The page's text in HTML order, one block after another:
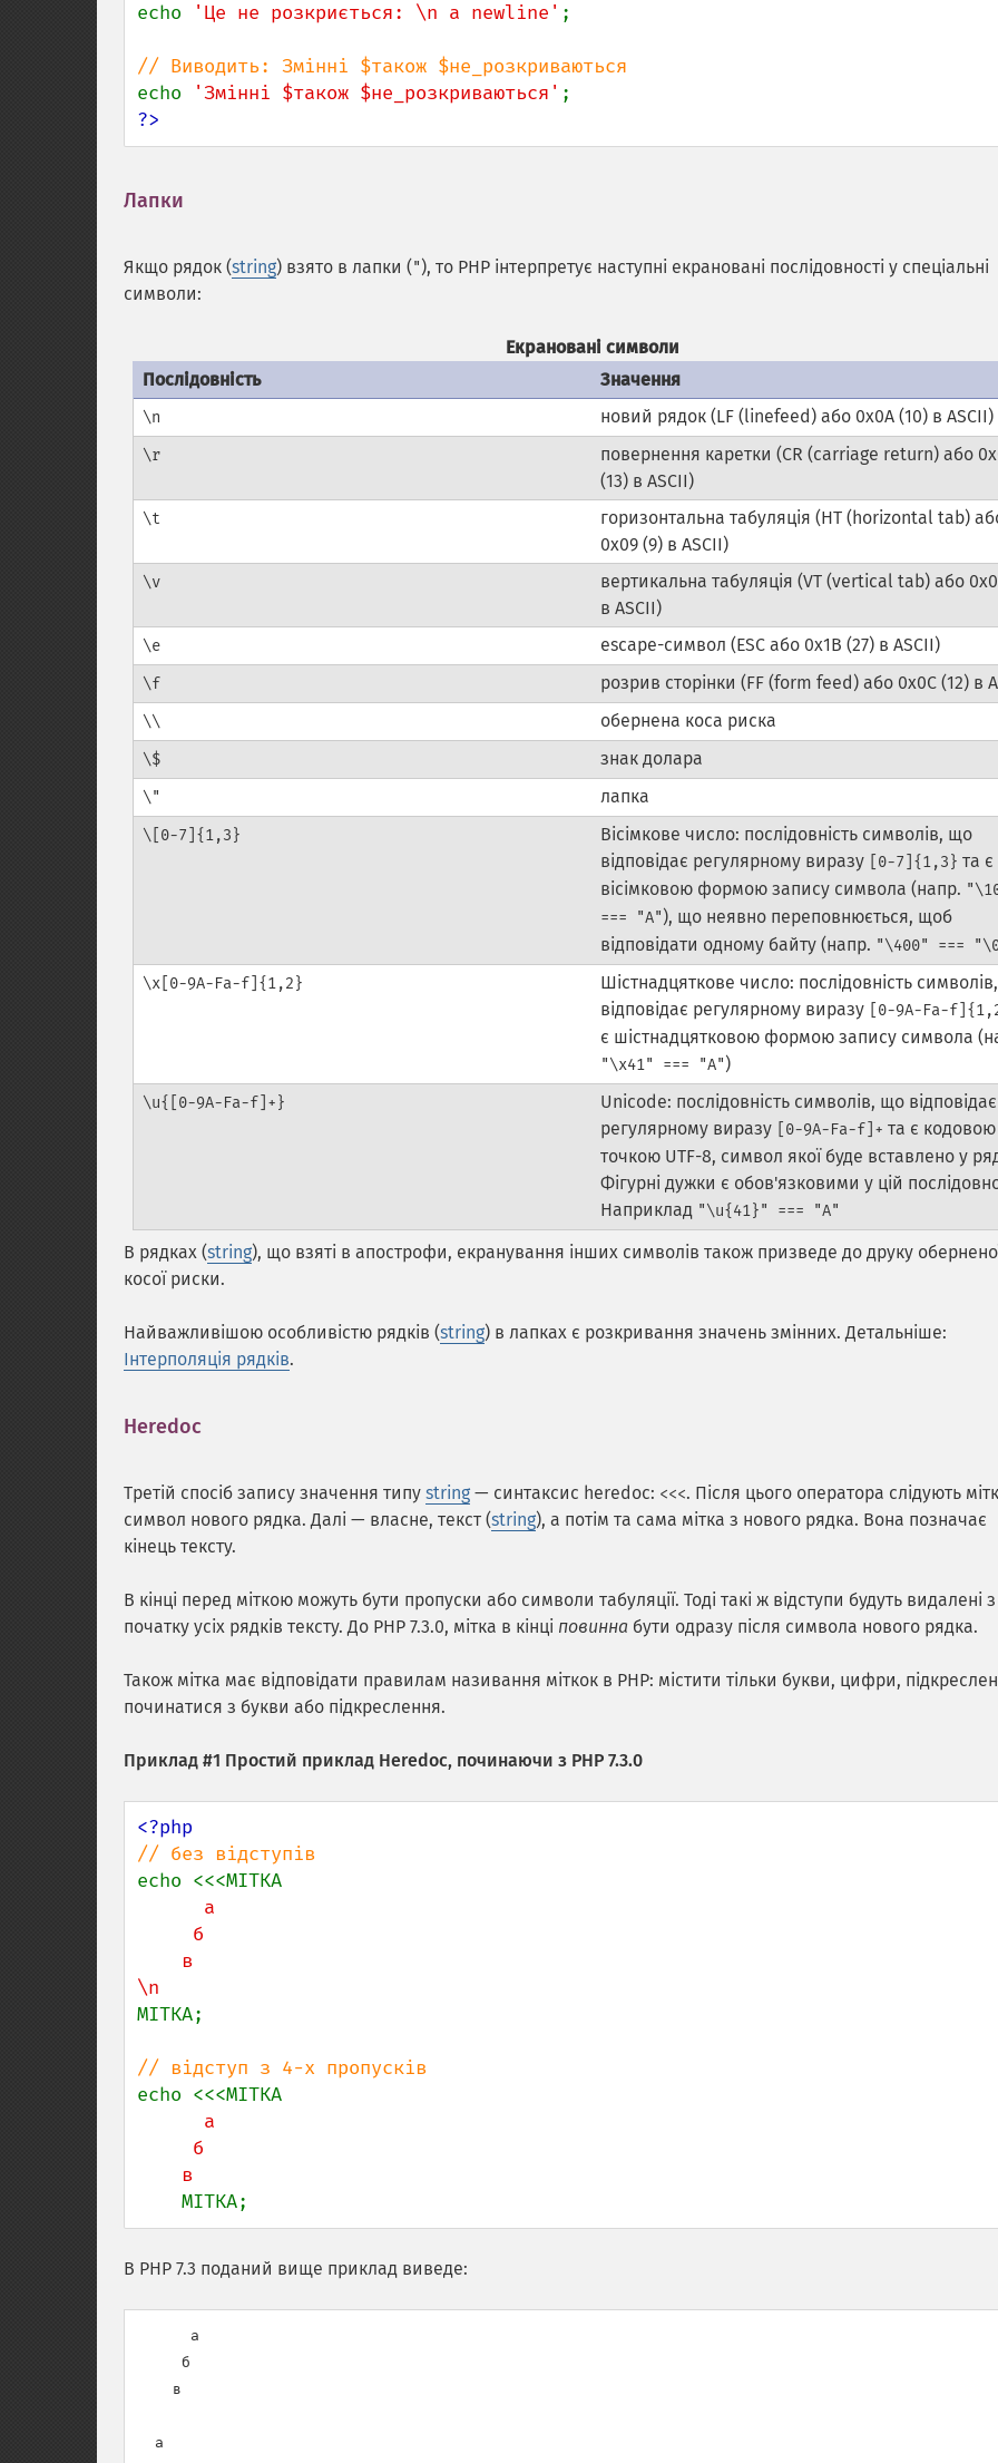
echo
'Це не розкриється: \n a newline' ;
echo
'Змінні $також $не_розкриваються'
?>
Лапки
Якщо рядок (string) взято в лапки ("), то PHP інтерпретує наступні екрановані послідовності у спеціальні
символи:
Екрановані символи
Послідовність
Значення
\n новий рядок (LF (linefeed) або 0x0A (10) в ASCII)
\r
повернення каретки (CR (carriage return) або
(13) в ASCII)
\t
горизонтальна табуляція (HT (horizontal tab)
0x09 (9) в ASCII)
\v
вертикальна табуляція (VT (vertical tab) або
в ASCII)
\e escape-символ (ESC або 0x1B (27) в ASCII)
\f розрив сторінки (FF (form feed) або 0x0C (12) в
\\ обернена коса риска
\$ знак долара
\" лапка
\[0-7]{1,3}
Вісімкове число: послідовність символів, що
відповідає регулярному виразу
[0-7]{1,3} та є
вісімковою формою запису символа (напр.
=== "A"), що неявно переповнюється, щоб
відповідати одному байту (напр. "\400" ===
\x[0-9A-Fa-f]{1,2}
Шістнадцяткове число: послідовність
відповідає регулярному виразу
[0-9A-Fa-
є шістнадцятковою формою запису символа
"\x41" === "A")
\u{[0-9A-Fa-f]+}
Unicode: послідовність символів, що відповідає
регулярному виразу
[0-9A-Fa-f]+ та є кодовою
точкою UTF-8, символ якої буде вставлено у
Фігурні дужки є обов'язковими у цій
Наприклад "\u{41}" === "A"
В рядках (string), що взяті в апострофи, екранування інших символів також призведе до друку
косої риски.
Найважливішою особливістю рядків (string) в лапках є розкривання значень змінних. Детальніше:
Інтерполяція рядків.
Heredoc
Третій спосіб запису значення типу string — синтаксис heredoc: <<<. Після цього оператора слідують
символ нового рядка. Далі — власне, текст (string), а потім та сама мітка з нового рядка. Вона позначає
кінець тексту.
В кінці перед міткою можуть бути пропуски або символи табуляції. Тоді такі ж відступи будуть видалені з
початку усіх рядків тексту. До PHP 7.3.0, мітка в кінці повинна бути одразу після символа нового рядка.
Також мітка має відповідати правилам називання міткок в PHP: містити тільки букви, цифри,
починатися з букви або підкреслення.
Приклад #1 Простий приклад Heredoc, починаючи з PHP 7.3.0
МІТКА;
    МІТКА;
В PHP 7.3 поданий вище приклад виведе:
      а
     б
    в
  а